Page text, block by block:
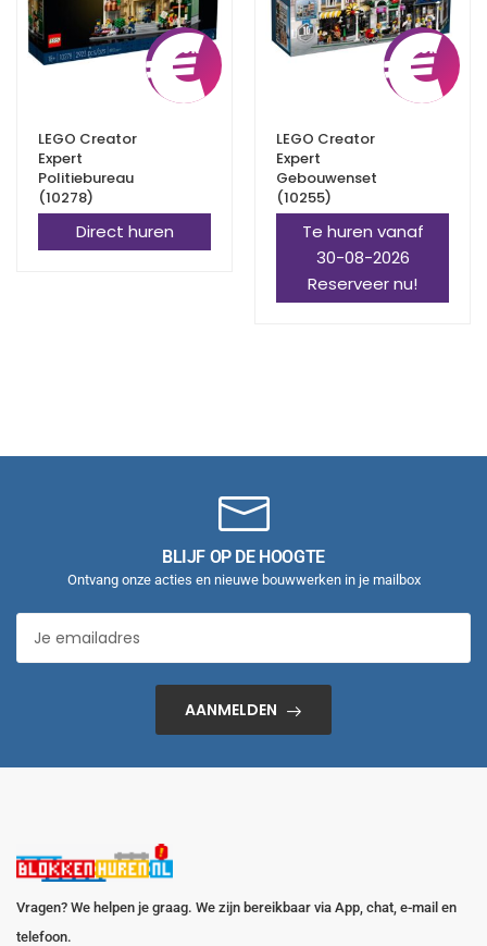
€10,75
LEGO Creator
Expert
Politiebureau
(10278)
Direct huren
€
LEGO Creator
Expert
Gebouwenset
(10255)
Te huren vanaf
30-08-2026
Reserveer nu!
BLIJF OP DE HOOGTE
Ontvang onze acties en nieuwe bouwwerken in je mailbox
AANMELDEN
Vragen? We helpen je graag. We zijn bereikbaar via App, chat, e-mail en
telefoon.